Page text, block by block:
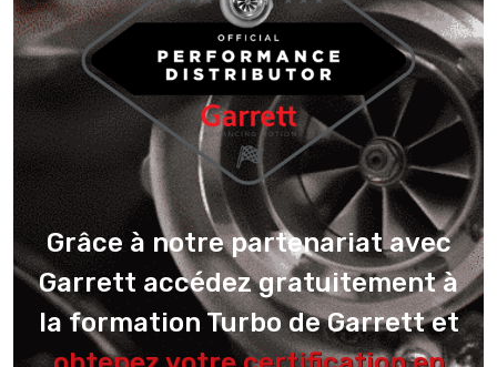
Grâce à notre partenariat avec
Garrett accédez gratuitement à
la formation Turbo de Garrett et